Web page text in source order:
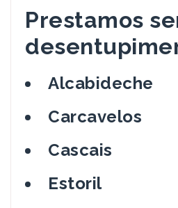
Prestamos
Alcabideche
Carcavelos
Cascais
Estoril